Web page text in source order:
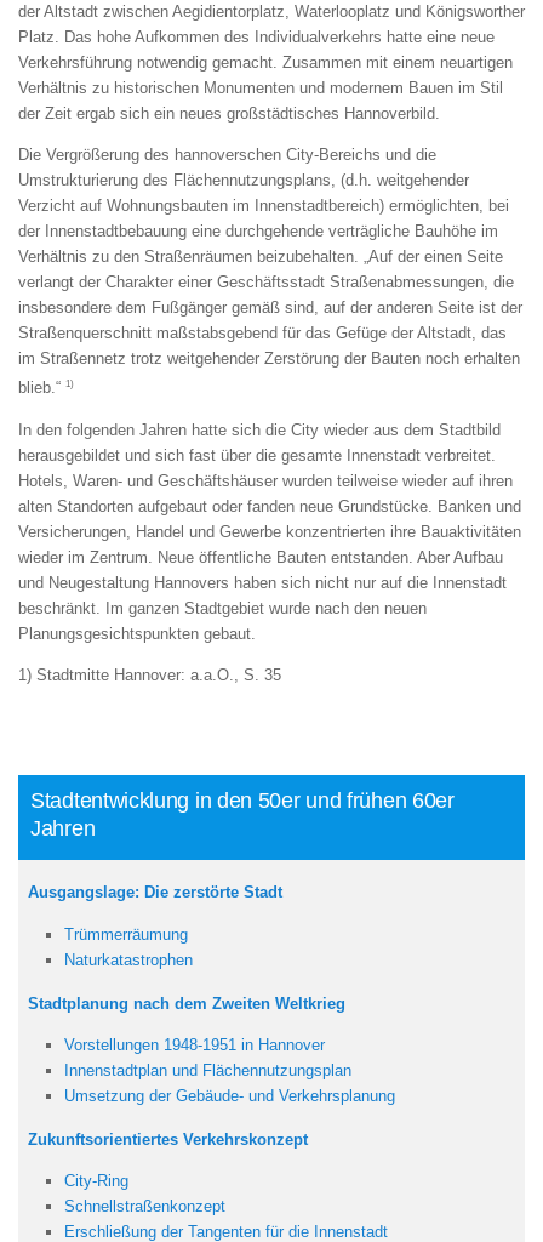
der Altstadt zwischen Aegidientorplatz, Waterlooplatz und Königsworther
Platz. Das hohe Aufkommen des Individualverkehrs hatte eine neue
Verkehrsführung notwendig gemacht. Zusammen mit einem neuartigen
Verhältnis zu historischen Monumenten und modernem Bauen im Stil
der Zeit ergab sich ein neues großstädtisches Hannoverbild.
Die Vergrößerung des hannoverschen City-Bereichs und die
Umstrukturierung des Flächennutzungsplans, (d.h. weitgehender
Verzicht auf Wohnungsbauten im Innenstadtbereich) ermöglichten, bei
der Innenstadtbebauung eine durchgehende verträgliche Bauhöhe im
Verhältnis zu den Straßenräumen beizubehalten. „Auf der einen Seite
verlangt der Charakter einer Geschäftsstadt Straßenabmessungen, die
insbesondere dem Fußgänger gemäß sind, auf der anderen Seite ist der
Straßenquerschnitt maßstabsgebend für das Gefüge der Altstadt, das
im Straßennetz trotz weitgehender Zerstörung der Bauten noch erhalten
blieb.“ 1)
In den folgenden Jahren hatte sich die City wieder aus dem Stadtbild
herausgebildet und sich fast über die gesamte Innenstadt verbreitet.
Hotels, Waren- und Geschäftshäuser wurden teilweise wieder auf ihren
alten Standorten aufgebaut oder fanden neue Grundstücke. Banken und
Versicherungen, Handel und Gewerbe konzentrierten ihre Bauaktivitäten
wieder im Zentrum. Neue öffentliche Bauten entstanden. Aber Aufbau
und Neugestaltung Hannovers haben sich nicht nur auf die Innenstadt
beschränkt. Im ganzen Stadtgebiet wurde nach den neuen
Planungsgesichtspunkten gebaut.
1) Stadtmitte Hannover: a.a.O., S. 35
Stadtentwicklung in den 50er und frühen 60er
Jahren
Ausgangslage: Die zerstörte Stadt
Trümmerräumung
Naturkatastrophen
Stadtplanung nach dem Zweiten Weltkrieg
Vorstellungen 1948-1951 in Hannover
Innenstadtplan und Flächennutzungsplan
Umsetzung der Gebäude- und Verkehrsplanung
Zukunftsorientiertes Verkehrskonzept
City-Ring
Schnellstraßenkonzept
Erschließung der Tangenten für die Innenstadt